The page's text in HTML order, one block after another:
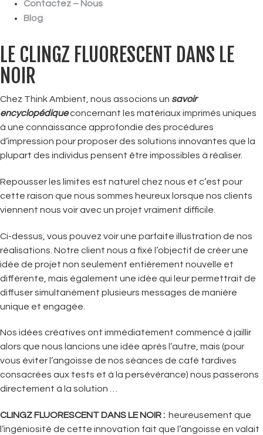
Contactez – Nous
Blog
LE CLINGZ FLUORESCENT DANS LE
NOIR
Chez Think Ambient, nous associons un savoir
encyclopédiqueconcernant les matériaux imprimés uniques
à une connaissance approfondie des procédures
d’impression pour proposer des solutions innovantes que la
plupart des individus pensent être impossibles à réaliser.
Repousser les limites est naturel chez nous et c’est pour
cette raison que nous sommes heureux lorsque nos clients
viennent nous voir avec un projet vraiment difficile.
Ci-dessus, vous pouvez voir une parfaite illustration de nos
réalisations. Notre client nous a fixé l’objectif de créer une
idée de projet non seulement entièrement nouvelle et
différente, mais également une idée qui leur permettrait de
diffuser simultanément plusieurs messages de manière
unique et engagée.
Nos idées créatives ont immédiatement commencé à jaillir
alors que nous lancions une idée après l’autre, mais (pour
vous éviter l’angoisse de nos séances de café tardives
consacrées aux tests et à la persévérance) nous passerons
directement à la solution …
CLINGZ FLUORESCENT DANS LE NOIR : heureusement que
l’ingéniosité de cette innovation fait que l’angoisse en valait